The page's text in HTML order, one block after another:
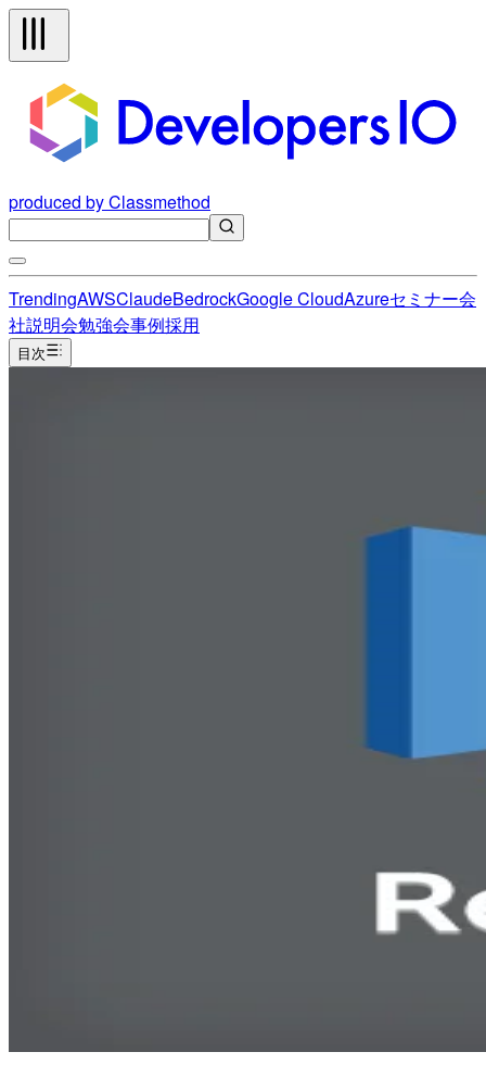
produced by Classmethod
TrendingAWSClaudeBedrockGoogle CloudAzureセミナー会
社説明会勉強会事例採用
目次